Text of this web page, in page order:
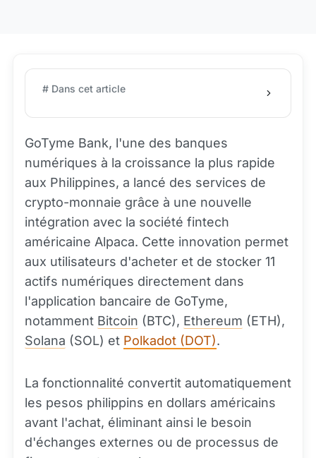
# Dans cet article
GoTyme Bank, l'une des banques
numériques à la croissance la plus rapide
aux Philippines, a lancé des services de
crypto-monnaie grâce à une nouvelle
intégration avec la société fintech
américaine Alpaca. Cette innovation permet
aux utilisateurs d'acheter et de stocker 11
actifs numériques directement dans
l'application bancaire de GoTyme,
notamment Bitcoin (BTC), Ethereum (ETH),
Solana (SOL) et Polkadot (DOT).
La fonctionnalité convertit automatiquement
les pesos philippins en dollars américains
avant l'achat, éliminant ainsi le besoin
d'échanges externes ou de processus de